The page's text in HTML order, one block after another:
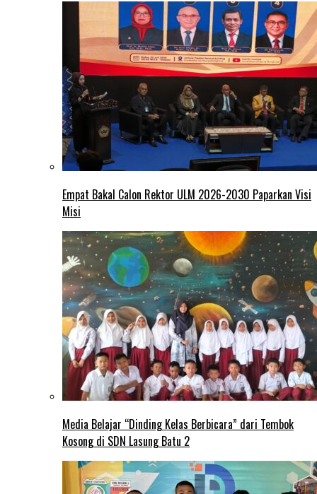
Empat Bakal Calon Rektor ULM 2026-2030 Paparkan Visi
Misi
Media Belajar “Dinding Kelas Berbicara” dari Tembok
Kosong di SDN Lasung Batu 2